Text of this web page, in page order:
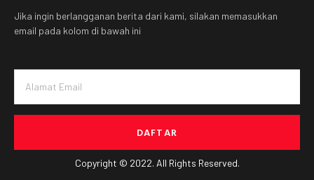
Jika ingin berlangganan berita dari kami, silakan memasukkan
email pada kolom di bawah ini
DAFTAR
Copyright © 2022. All Rights Reserved.